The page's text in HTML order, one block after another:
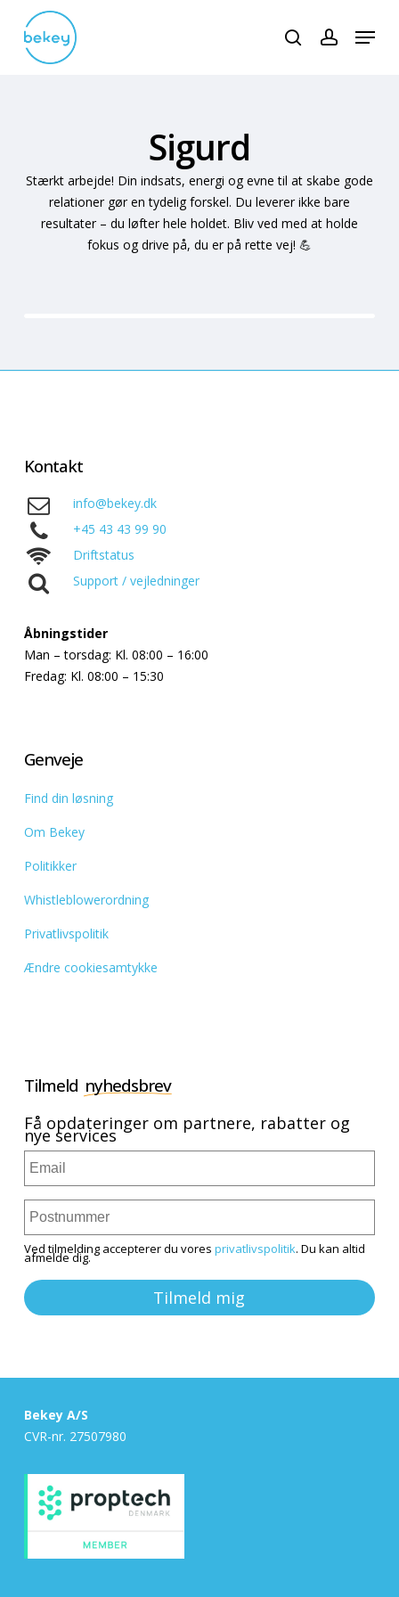
main
searchaccount
Menu
Sigurd
Stærkt arbejde! Din indsats, energi og evne til at skabe gode
relationer gør en tydelig forskel. Du leverer ikke bare
resultater – du løfter hele holdet. Bliv ved med at holde
fokus og drive på, du er på rette vej! 💪
Kontakt
info@bekey.dk
+45 43 43 99 90
Driftstatus
Support / vejledninger
Åbningstider
Man – torsdag: Kl. 08:00 – 16:00
Fredag: Kl. 08:00 – 15:30
Genveje
Find din løsning
Om Bekey
Politikker
Whistleblowerordning
Privatlivspolitik
Ændre cookiesamtykke
Tilmeld nyhedsbrev
Få opdateringer om partnere, rabatter og
nye services
Ved tilmelding accepterer du vores privatlivspolitik. Du kan altid
afmelde dig.
Tilmeld mig
Bekey A/S
CVR-nr. 27507980